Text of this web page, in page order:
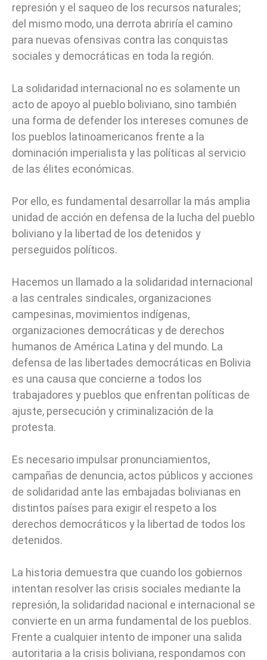
represión y el saqueo de los recursos naturales;
del mismo modo, una derrota abriría el camino
para nuevas ofensivas contra las conquistas
sociales y democráticas en toda la región.
La solidaridad internacional no es solamente un
acto de apoyo al pueblo boliviano, sino también
una forma de defender los intereses comunes de
los pueblos latinoamericanos frente a la
dominación imperialista y las políticas al servicio
de las élites económicas.
Por ello, es fundamental desarrollar la más amplia
unidad de acción en defensa de la lucha del pueblo
boliviano y la libertad de los detenidos y
perseguidos políticos.
Hacemos un llamado a la solidaridad internacional
a las centrales sindicales, organizaciones
campesinas, movimientos indígenas,
organizaciones democráticas y de derechos
humanos de América Latina y del mundo. La
defensa de las libertades democráticas en Bolivia
es una causa que concierne a todos los
trabajadores y pueblos que enfrentan políticas de
ajuste, persecución y criminalización de la
protesta.
Es necesario impulsar pronunciamientos,
campañas de denuncia, actos públicos y acciones
de solidaridad ante las embajadas bolivianas en
distintos países para exigir el respeto a los
derechos democráticos y la libertad de todos los
detenidos.
La historia demuestra que cuando los gobiernos
intentan resolver las crisis sociales mediante la
represión, la solidaridad nacional e internacional se
convierte en un arma fundamental de los pueblos.
Frente a cualquier intento de imponer una salida
autoritaria a la crisis boliviana, respondamos con